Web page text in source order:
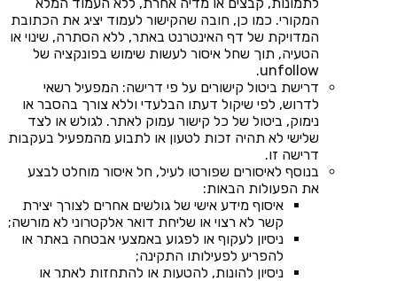
המקורי. כמו כן, חובה שהקישור לעמוד יציג את הכתובת
המדויקת של דף האינטרנט באתר, ללא הסתרה, שינוי או
הטעיה, תוך שחל איסור לעשות שימוש בפונקציה של
unfollow.
דרישת ביטול קישורים על פי דרישה: המפעיל רשאי
לדרוש, לפי שיקול דעתו הבלעדי וללא צורך בהסבר או
נימוק, ביטול של כל קישור עמוק לאתר. לגולש או לצד
שלישי לא תהיה זכות לטעון או לתבוע מהמפעיל בעקבות
דרישה זו.
בנוסף לאיסורים שפורטו לעיל, חל איסור מוחלט לבצע
את הפעולות הבאות:
איסוף מידע אישי של גולשים אחרים לצורך יצירת
קשר לא רצוי או שליחת דואר אלקטרוני לא מורשה;
ניסיון לעקוף או לפגוע באמצעי אבטחה באתר או
להפריע לפעילותו התקינה;
ניסיון להונות, להטעות או להתחזות לאתר או